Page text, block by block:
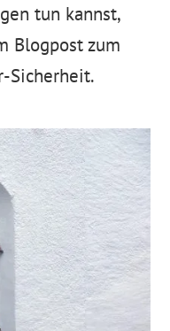
tun kannst,
Blogpost zum
Sicherheit.